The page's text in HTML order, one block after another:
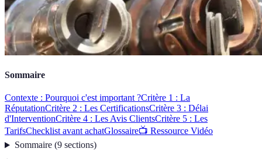
Sommaire
Contexte : Pourquoi c'est important ?Critère 1 : La
RéputationCritère 2 : Les CertificationsCritère 3 : Délai
d'InterventionCritère 4 : Les Avis ClientsCritère 5 : Les
TarifsChecklist avant achatGlossaire📺 Ressource Vidéo
Sommaire(9 sections)